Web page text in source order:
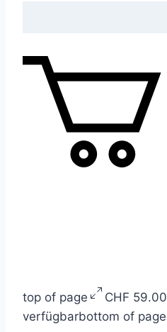
top of page CHF 59.00
verfügbarbottom of page